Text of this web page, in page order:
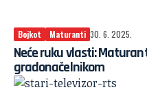
Bojkot Maturanti 30. 6. 2025.
Neće ruku vlasti:
gradonačelnikom